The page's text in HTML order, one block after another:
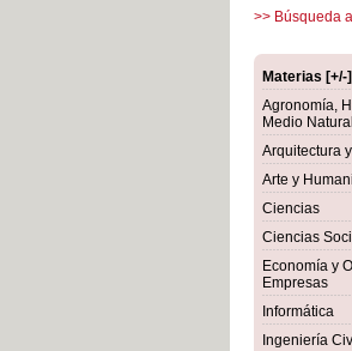
>> Búsqueda
Materias [+/-]
Agronomía,
Medio Natural
Arquitectura
Arte y
Ciencias
Ciencias
Economía y
Empresas
Informática
Ingeniería